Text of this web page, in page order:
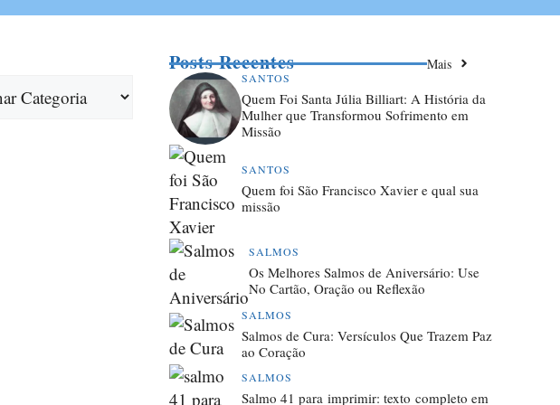
Posts Recentes Mais
SANTOS
Quem Foi Santa Júlia Billiart: A História da
Mulher que Transformou Sofrimento em
Missão
SANTOS
Quem foi São Francisco Xavier e qual sua
missão
SALMOS
Os Melhores Salmos de Aniversário: Use
No Cartão, Oração ou Reflexão
SALMOS
Salmos de Cura: Versículos Que Trazem Paz
ao Coração
SALMOS
Salmo 41 para imprimir: texto completo em